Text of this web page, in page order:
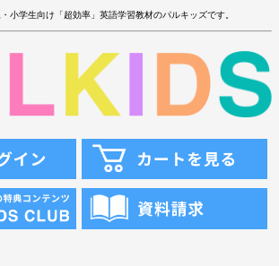
小学生向け「超効率」英語学習教材のパルキッズです。